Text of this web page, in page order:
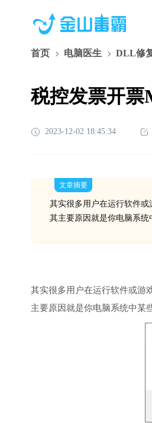
首页 电脑医生 DLL修
税控发票开票
2023-12-02 18:45:34
文章摘要
其实很多用户在运行软件或
其主要原因就是你电脑系统
其实很多用户在运行软件或游
主要原因就是你电脑系统中某